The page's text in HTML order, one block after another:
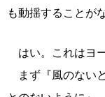
も動揺することが
はい。これはヨ
まず『風のない